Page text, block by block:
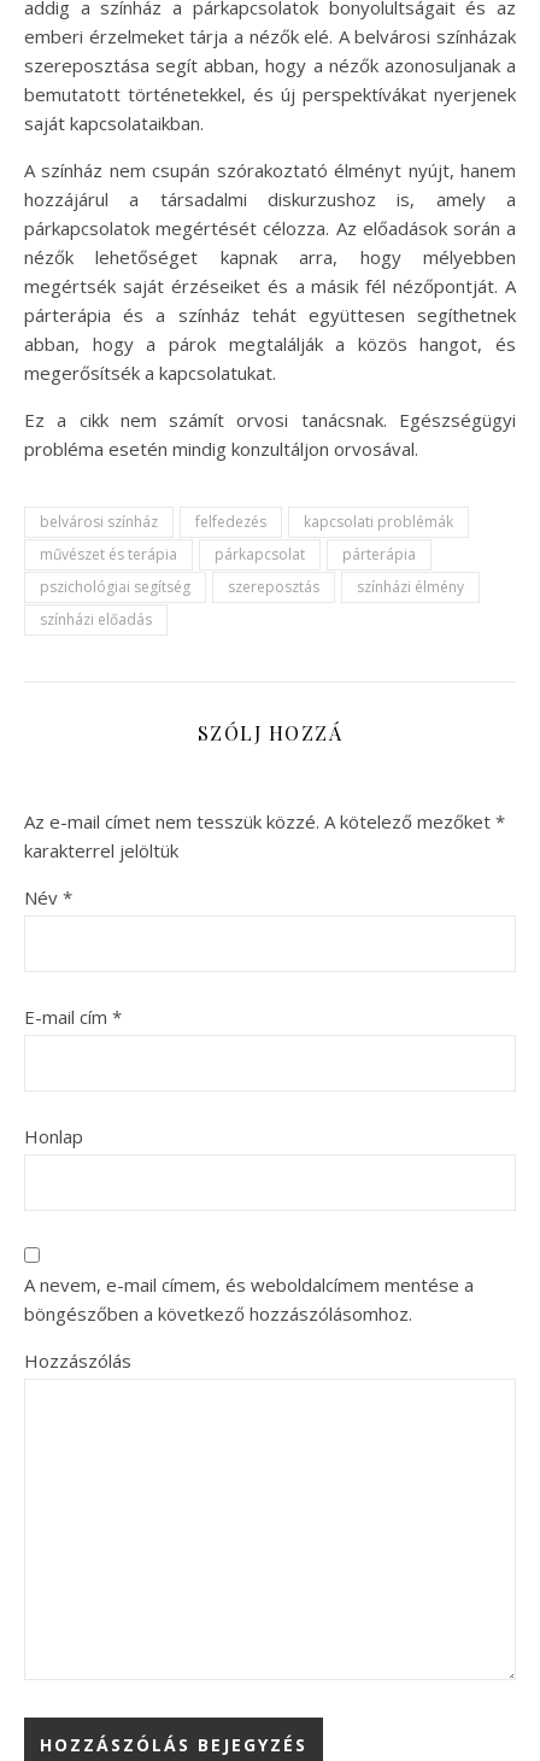
addig a színház a párkapcsolatok bonyolultságait és az
emberi érzelmeket tárja a nézők elé. A belvárosi színházak
szereposztása segít abban, hogy a nézők azonosuljanak a
bemutatott történetekkel, és új perspektívákat nyerjenek
saját kapcsolataikban.
A színház nem csupán szórakoztató élményt nyújt, hanem
hozzájárul a társadalmi diskurzushoz is, amely a
párkapcsolatok megértését célozza. Az előadások során a
nézők lehetőséget kapnak arra, hogy mélyebben
megértsék saját érzéseiket és a másik fél nézőpontját. A
párterápia és a színház tehát együttesen segíthetnek
abban, hogy a párok megtalálják a közös hangot, és
megerősítsék a kapcsolatukat.
Ez a cikk nem számít orvosi tanácsnak. Egészségügyi
probléma esetén mindig konzultáljon orvosával.
belvárosi színház felfedezés
kapcsolati problémák
művészet és terápia
párkapcsolat
párterápia
pszichológiai segítség
szereposztás
színházi élmény
színházi előadás
SZÓLJ HOZZÁ
Az e-mail címet nem tesszük közzé. A kötelező mezőket *
karakterrel jelöltük
Név *
E-mail cím *
Honlap
A nevem, e-mail címem, és weboldalcímem mentése a
böngészőben a következő hozzászólásomhoz.
Hozzászólás